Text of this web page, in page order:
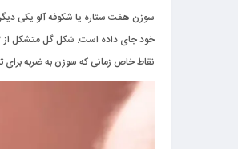
سوزن هفت ستاره یا شکوفه آلو یکی
نقاط خاص زمانی که سوزن به ضربه برای